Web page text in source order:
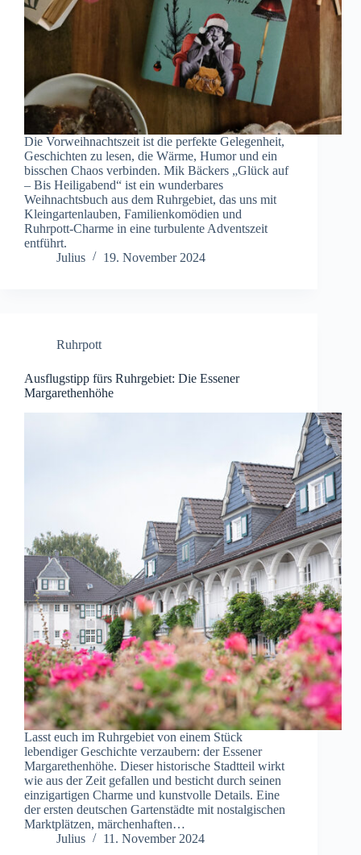
Die Vorweihnachtszeit ist die perfekte Gelegenheit,
Geschichten zu lesen, die Wärme, Humor und ein
bisschen Chaos verbinden. Mik Bäckers „Glück auf
– Bis Heiligabend“ ist ein wunderbares
Weihnachtsbuch aus dem Ruhrgebiet, das uns mit
Kleingartenlauben, Familienkomödien und
Ruhrpott-Charme in eine turbulente Adventszeit
entführt.
Julius
19. November 2024
Ruhrpott
Ausflugstipp fürs Ruhrgebiet: Die Essener
Margarethenhöhe
Lasst euch im Ruhrgebiet von einem Stück
lebendiger Geschichte verzaubern: der Essener
Margarethenhöhe. Dieser historische Stadtteil wirkt
wie aus der Zeit gefallen und besticht durch seinen
einzigartigen Charme und kunstvolle Details. Eine
der ersten deutschen Gartenstädte mit nostalgischen
Marktplätzen, märchenhaften…
Julius
11. November 2024